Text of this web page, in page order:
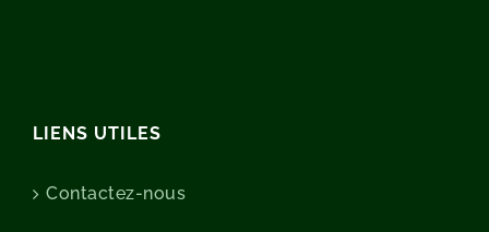
LIENS UTILES
Contactez-nous